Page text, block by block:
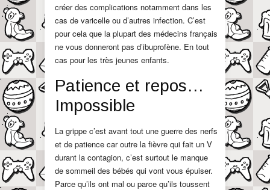
créer des complications notamment dans les
cas de varicelle ou d’autres infection. C’est
pour cela que la plupart des médecins français
ne vous donneront pas d’ibuprofène. En tout
cas pour les très jeunes enfants.
Patience et repos…
Impossible
La grippe c’est avant tout une guerre des nerfs
et de patience car outre la fièvre qui fait un V
durant la contagion, c’est surtout le manque
de sommeil des bébés qui vont vous épuiser.
Parce qu’ils ont mal ou parce qu’ils toussent